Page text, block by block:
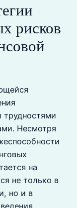
рисков
Несмотря
на
не только в
но и в